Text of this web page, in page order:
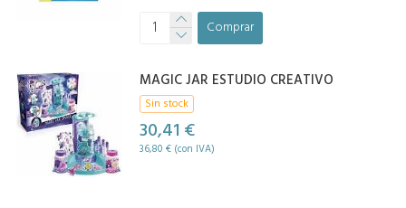
Comprar
MAGIC JAR ESTUDIO CREATIVO
Sin stock
30,41 €
36,80 € (con IVA)